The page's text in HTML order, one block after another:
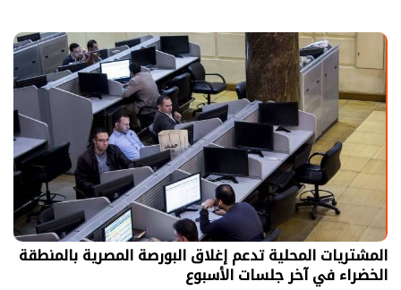
المشتريات المحلية تدعم إغلاق البورصة المصرية بالمنطقة
الخضراء في آخر جلسات الأسبوع